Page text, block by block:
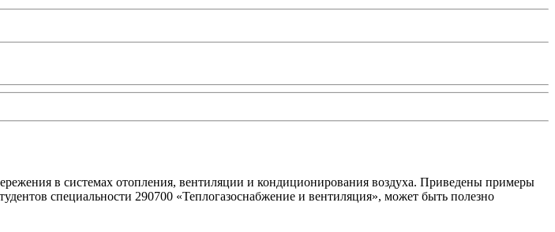
в системах отопления, вентиляции и кондиционирования воздуха. Приведены примеры
специальности 290700 «Теплогазоснабжение и вентиляция», может быть полезно